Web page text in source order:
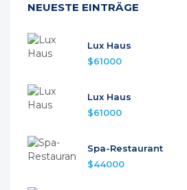
NEUESTE EINTRÄGE
Lux Haus
$61000
Lux Haus
$61000
Spa-Restaurant
$44000